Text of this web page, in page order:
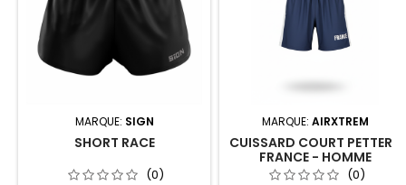
MARQUE: SIGN
SHORT RACE
(0)
MARQUE: AIRXTREM
CUISSARD COURT PETTER -
FRANCE - HOMME
(0)